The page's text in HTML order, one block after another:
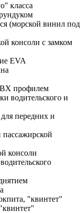
класса
(морской винил под
консоли с замком
EVA
профилем
водительского и
передних и
консоли
"квинтет"